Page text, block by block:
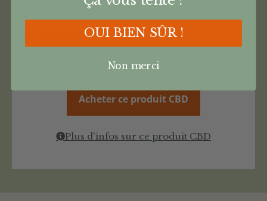
Taux : 15%
Quantité : 3.5g
€29,90
Acheter ce produit CBD
Plus d'infos sur ce produit CBD
OUI BIEN SÛR !
Non merci